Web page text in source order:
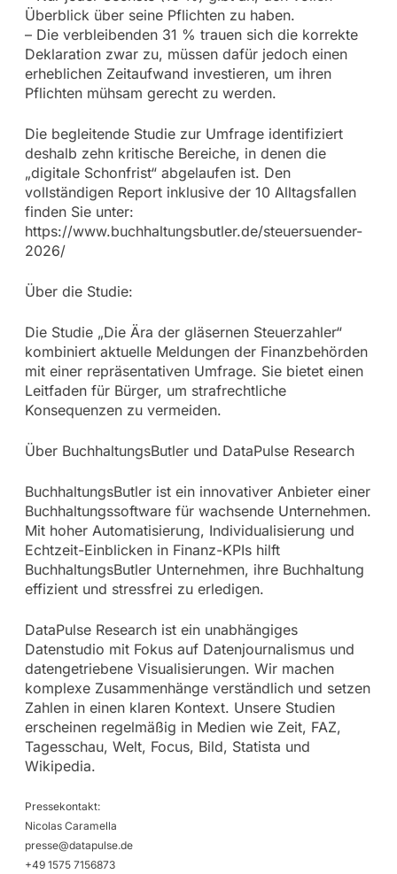
Überblick über seine Pflichten zu haben.
– Die verbleibenden 31 % trauen sich die korrekte
Deklaration zwar zu, müssen dafür jedoch einen
erheblichen Zeitaufwand investieren, um ihren
Pflichten mühsam gerecht zu werden.
Die begleitende Studie zur Umfrage identifiziert
deshalb zehn kritische Bereiche, in denen die
„digitale Schonfrist“ abgelaufen ist. Den
vollständigen Report inklusive der 10 Alltagsfallen
finden Sie unter:
https://www.buchhaltungsbutler.de/steuersuender-
2026/
Über die Studie:
Die Studie „Die Ära der gläsernen Steuerzahler“
kombiniert aktuelle Meldungen der Finanzbehörden
mit einer repräsentativen Umfrage. Sie bietet einen
Leitfaden für Bürger, um strafrechtliche
Konsequenzen zu vermeiden.
Über BuchhaltungsButler und DataPulse Research
BuchhaltungsButler ist ein innovativer Anbieter einer
Buchhaltungssoftware für wachsende Unternehmen.
Mit hoher Automatisierung, Individualisierung und
Echtzeit-Einblicken in Finanz-KPIs hilft
BuchhaltungsButler Unternehmen, ihre Buchhaltung
effizient und stressfrei zu erledigen.
DataPulse Research ist ein unabhängiges
Datenstudio mit Fokus auf Datenjournalismus und
datengetriebene Visualisierungen. Wir machen
komplexe Zusammenhänge verständlich und setzen
Zahlen in einen klaren Kontext. Unsere Studien
erscheinen regelmäßig in Medien wie Zeit, FAZ,
Tagesschau, Welt, Focus, Bild, Statista und
Wikipedia.
Pressekontakt:
Nicolas Caramella
presse@datapulse.de
+49 1575 7156873